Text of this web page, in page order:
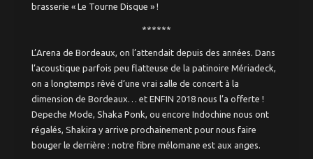
Saint-Michel –
Victoire
Saint Pierre –
Saint Paul
Chartrons
Quinconces –
brasserie « Le Tourne Disque » !
******
L’Arena de Bordeaux, on l’attendait depuis des années. Dans
l’acoustique parfois peu flatteuse de la patinoire Mériadeck,
on a longtemps rêvé d’une vrai salle de concert à la
dimension de Bordeaux… et ENFIN 2018 nous l’a offerte !
Depeche Mode, Shaka Ponk, ou encore Indochine nous ont
régalés, Shakira y arrive prochainement pour nous faire
bouger le derrière : notre fibre mélomane est aux anges.